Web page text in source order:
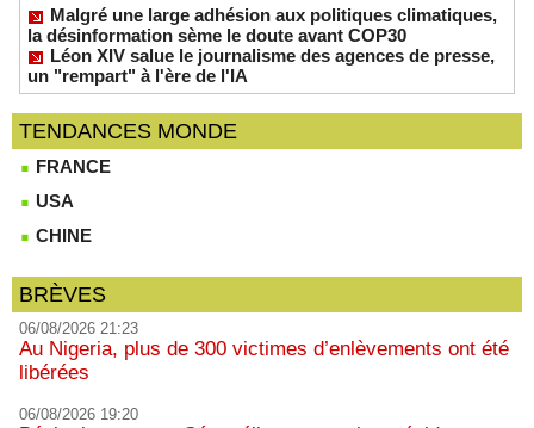
Malgré une large adhésion aux politiques climatiques,
la désinformation sème le doute avant COP30
Léon XIV salue le journalisme des agences de presse,
un "rempart" à l'ère de l'IA
TENDANCES MONDE
FRANCE
USA
CHINE
BRÈVES
06/08/2026 21:23
Au Nigeria, plus de 300 victimes d’enlèvements ont été
libérées
06/08/2026 19:20